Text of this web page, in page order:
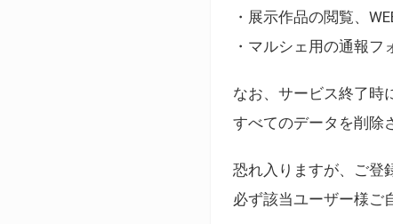
・展示作品の閲覧、
・マルシェ用の通報フ
なお、サービス終了時
すべてのデータを削除
恐れ入りますが、ご登
必ず該当ユーザー様ご